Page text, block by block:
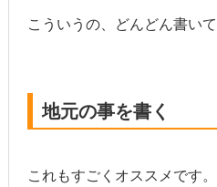
こういうの、どんどん書い
地元の事を書く
これもすごくオススメです。